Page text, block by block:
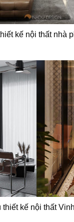
kế nội thất nhà
thiết kế nội thất